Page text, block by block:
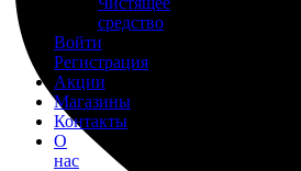
средство
Войти
Регистрация
Акции
Магазины
Контакты
О
нас